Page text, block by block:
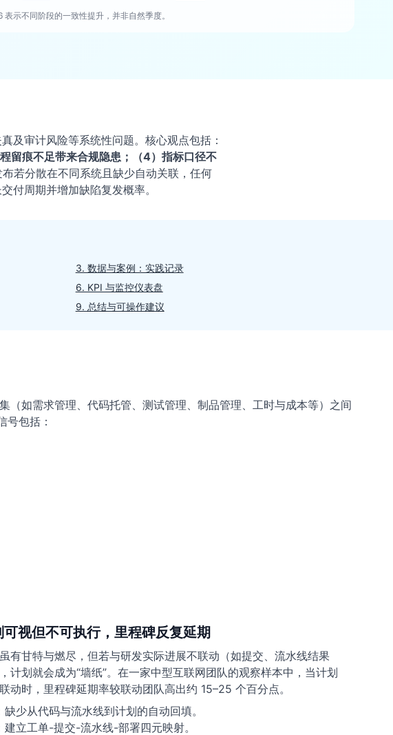
表示不同阶段的一致性提升，并非自然季度。
及审计风险等系统性问题。核心观点包括：
留痕不足带来合规隐患；（4）指标口径不
若分散在不同系统且缺少自动关联，任何
付周期并增加缺陷复发概率。
3. 数据与案例：实践记录
6. KPI 与监控仪表盘
9. 总结与可操作建议
如需求管理、代码托管、测试管理、制品管理、工时与成本等）之间
号包括：
可视但不可执行，里程碑反复延期
有甘特与燃尽，但若与研发实际进展不联动（如提交、流水线结果
计划就会成为“墙纸”。在一家中型互联网团队的观察样本中，当计划
动时，里程碑延期率较联动团队高出约 15–25 个百分点。
缺少从代码与流水线到计划的自动回填。
建立工单-提交-流水线-部署四元映射。